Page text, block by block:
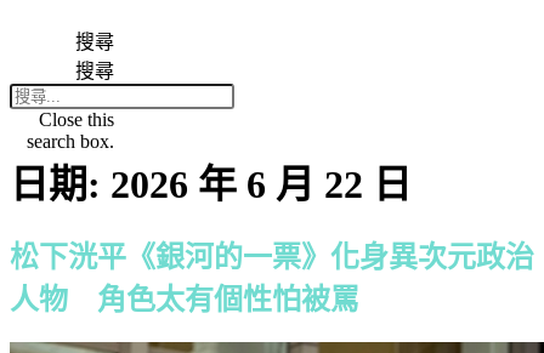
搜尋
搜尋
Close this
search box.
日期: 2026 年 6 月 22 日
松下洸平《銀河的一票》化身異次元政治
人物 角色太有個性怕被罵